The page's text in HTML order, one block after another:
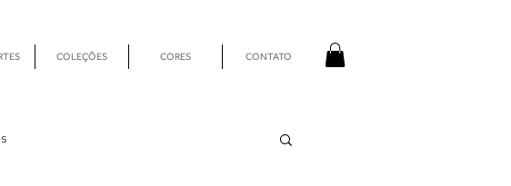
COLEÇÕES CORES CONTATO